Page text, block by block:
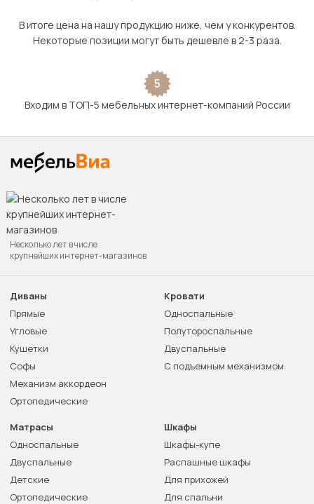
В итоге цена на нашу продукцию ниже, чем у конкурентов.
Некоторые позиции могут быть дешевле в 2-3 раза.
5
Входим в ТОП-5 мебельных интернет-компаний России
Несколько лет в числе
крупнейших интернет-магазинов
Диваны
Прямые
Угловые
Кушетки
Софы
Механизм аккордеон
Ортопедические
Кровати
Односпальные
Полутороспальные
Двуспальные
С подъемным механизмом
Матрасы
Односпальные
Двуспальные
Детские
Ортопедические
Шкафы
Шкафы-купе
Распашные шкафы
Для прихожей
Для спальни